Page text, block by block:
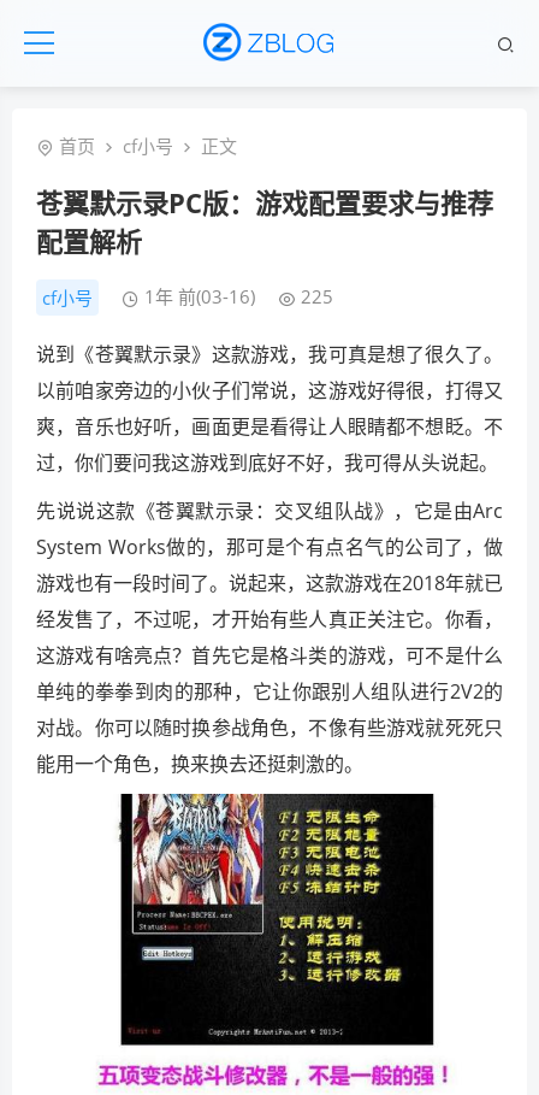
首页 cf小号 正文
苍翼默示录PC版：游戏配置要求与推荐
配置解析
cf小号 1年 前(03-16) 225
说到《苍翼默示录》这款游戏，我可真是想了很久了。
以前咱家旁边的小伙子们常说，这游戏好得很，打得又
爽，音乐也好听，画面更是看得让人眼睛都不想眨。不
过，你们要问我这游戏到底好不好，我可得从头说起。
先说说这款《苍翼默示录：交叉组队战》，它是由Arc
System Works做的，那可是个有点名气的公司了，做
游戏也有一段时间了。说起来，这款游戏在2018年就已
经发售了，不过呢，才开始有些人真正关注它。你看，
这游戏有啥亮点？首先它是格斗类的游戏，可不是什么
单纯的拳拳到肉的那种，它让你跟别人组队进行2V2的
对战。你可以随时换参战角色，不像有些游戏就死死只
能用一个角色，换来换去还挺刺激的。